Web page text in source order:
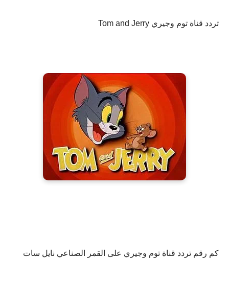
تردد قناة توم وجيري Tom and Jerry
كم رقم تردد قناة توم وجيري على القمر الصناعي نايل سات